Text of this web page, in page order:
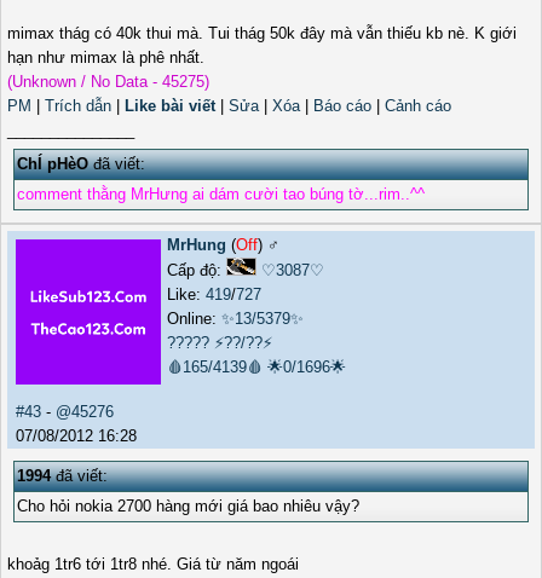
mimax thág có 40k thui mà. Tui thág 50k đây mà vẫn thiếu kb nè. K giới
hạn như mimax là phê nhất.
(Unknown / No Data - 45275)
PM
Trích dẫn Like bài viết| Sửa| Xóa| Báo cáo
Cảnh cáo
ChÍ pHèOđã viết:
comment thằng MrHưng ai dám cười tao búng tờ...rim..^^
MrHung (Off) ♂️
Cấp độ:
♡3087♡
Like: 419/727
Online: ✨13/5379✨
????? ⚡??/??⚡
🩸165/4139🩸 🌟0/1696🌟
#43 - @45276
07/08/2012 16:28
1994đã viết:
Cho hỏi nokia 2700 hàng mới giá bao nhiêu vậy?
khoảg 1tr6 tới 1tr8 nhé. Giá từ năm ngoái